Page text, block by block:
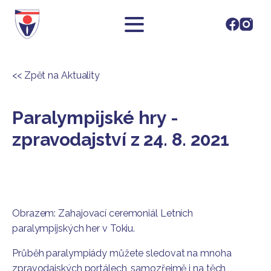
<< Zpět na Aktuality
Paralympijské hry -
zpravodajství z 24. 8. 2021
Obrazem: Zahajovací ceremoniál Letních
paralympijských her v Tokiu.
Průběh paralympiády můžete sledovat na mnoha
zpravodajských portálech, samozřejmě i na těch